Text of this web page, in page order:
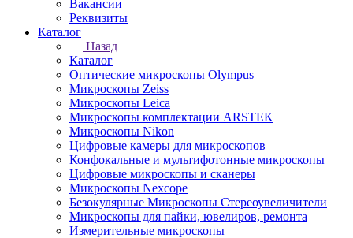
Вакансии
Реквизиты
Каталог
Назад
Каталог
Оптические микроскопы Olympus
Микроскопы Zeiss
Микроскопы Leica
Микроскопы комплектации ARSTEK
Микроскопы Nikon
Цифровые камеры для микроскопов
Конфокальные и мультифотонные микроскопы
Цифровые микроскопы и сканеры
Микроскопы Nexcope
Безокулярные Микроскопы Стереоувеличители
Микроскопы для пайки, ювелиров, ремонта
Измерительные микроскопы